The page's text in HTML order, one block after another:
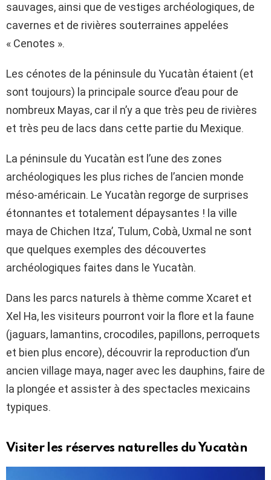
sauvages, ainsi que de vestiges archéologiques, de
cavernes et de rivières souterraines appelées
« Cenotes ».
Les cénotes de la péninsule du Yucatàn étaient (et
sont toujours) la principale source d’eau pour de
nombreux Mayas, car il n’y a que très peu de rivières
et très peu de lacs dans cette partie du Mexique.
La péninsule du Yucatàn est l’une des zones
archéologiques les plus riches de l’ancien monde
méso-américain. Le Yucatàn regorge de surprises
étonnantes et totalement dépaysantes ! la ville
maya de Chichen Itza’, Tulum, Cobà, Uxmal ne sont
que quelques exemples des découvertes
archéologiques faites dans le Yucatàn.
Dans les parcs naturels à thème comme Xcaret et
Xel Ha, les visiteurs pourront voir la flore et la faune
(jaguars, lamantins, crocodiles, papillons, perroquets
et bien plus encore), découvrir la reproduction d’un
ancien village maya, nager avec les dauphins, faire de
la plongée et assister à des spectacles mexicains
typiques.
Visiter les réserves naturelles du Yucatàn